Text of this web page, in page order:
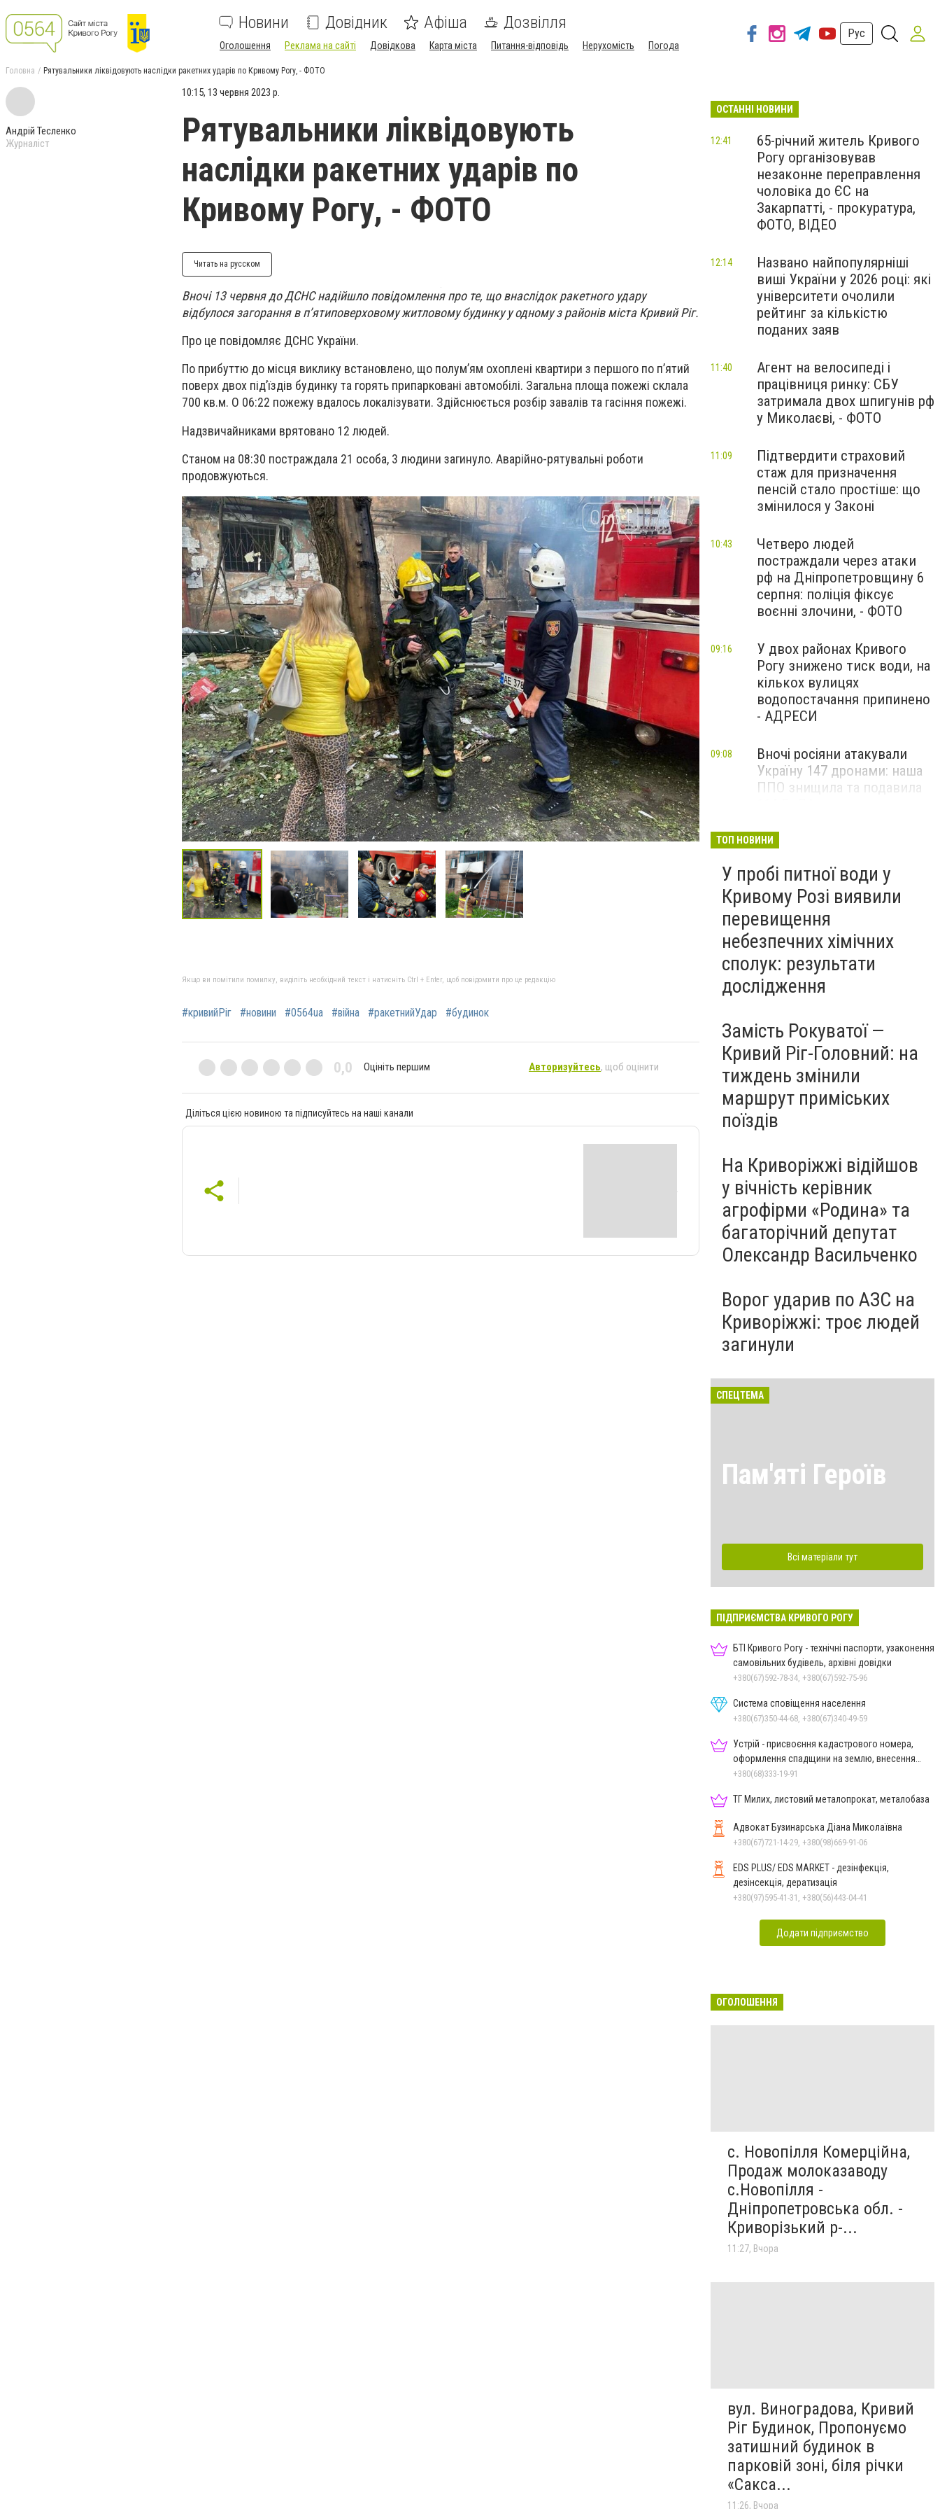
Новини Довідник Афіша Дозвілля
Оголошення Реклама на сайті Довідкова Карта міста Питання-відповідь Нерухомість Погода
Рус
Головна Рятувальники ліквідовують наслідки ракетних ударів по Кривому Рогу, - ФОТО
Андрій Тесленко
Журналіст
10:15, 13 червня 2023 р.
Рятувальники ліквідовують
наслідки ракетних ударів по
Кривому Рогу, - ФОТО
Читать на русском
Вночі 13 червня до ДСНС надійшло повідомлення про те, що внаслідок ракетного удару
відбулося загорання в п’ятиповерховому житловому будинку у одному з районів міста Кривий Ріг.
Про це повідомляє ДСНС України.
По прибуттю до місця виклику встановлено, що полум’ям охоплені квартири з першого по п’ятий
поверх двох під’їздів будинку та горять припарковані автомобілі. Загальна площа пожежі склала
700 кв.м. О 06:22 пожежу вдалось локалізувати. Здійснюється розбір завалів та гасіння пожежі.
Надзвичайниками врятовано 12 людей.
Станом на 08:30 постраждала 21 особа, 3 людини загинуло. Аварійно-рятувальні роботи
продовжуються.
Якщо ви помітили помилку, виділіть необхідний текст і натисніть Ctrl + Enter, щоб повідомити про це редакцію
#кривийРіг #новини #0564ua #війна #ракетнийУдар #будинок
0,0 Оцініть першим Авторизуйтесь, щоб оцінити
Діліться цією новиною та підписуйтесь на наші канали
ОСТАННІ НОВИНИ
65-річний житель Кривого
Рогу організовував
незаконне переправлення
чоловіка до ЄС на
Закарпатті, - прокуратура,
ФОТО, ВІДЕО
12:41
Названо найпопулярніші
виші України у 2026 році: які
університети очолили
рейтинг за кількістю
поданих заяв
12:14
Агент на велосипеді і
працівниця ринку: СБУ
затримала двох шпигунів рф
у Миколаєві, - ФОТО
11:40
Підтвердити страховий
стаж для призначення
пенсій стало простіше: що
змінилося у Законі
11:09
Четверо людей
постраждали через атаки
рф на Дніпропетровщину 6
серпня: поліція фіксує
воєнні злочини, - ФОТО
10:43
У двох районах Кривого
Рогу знижено тиск води, на
кількох вулицях
водопостачання припинено
- АДРЕСИ
09:16
Вночі росіяни атакували
Україну 147 дронами: наша
ППО знищила та подавила
09:08
Загальнонаціональна
вшановує пам’ять жертв
війни, - ВІДЕО
09:00
ТОП НОВИНИ
У пробі питної води у
Кривому Розі виявили
перевищення
небезпечних хімічних
сполук: результати
дослідження
Замість Рокуватої —
Кривий Ріг-Головний: на
тиждень змінили
маршрут приміських
поїздів
На Криворіжжі відійшов
у вічність керівник
агрофірми «Родина» та
багаторічний депутат
Олександр Васильченко
Ворог ударив по АЗС на
Криворіжжі: троє людей
загинули
СПЕЦТЕМА
Пам'яті Героїв
Всі матеріали тут
ПІДПРИЄМСТВА КРИВОГО РОГУ
БТІ Кривого Рогу - технічні паспорти, узаконення
самовільних будівель, архівні довідки
+380(67)592-78-34, +380(67)592-75-96
Система сповіщення населення
+380(67)350-44-68, +380(67)340-49-59
Устрій - присвоєння кадастрового номера,
оформлення спадщини на землю, внесення
змін до кадастру
+380(68)333-19-91
ТГ Милих, листовий металопрокат, металобаза
Адвокат Бузинарська Діана Миколаївна
+380(67)721-14-29, +380(98)669-91-06
EDS PLUS/ EDS MARKET - дезінфекція,
дезінсекція, дератизація
+380(97)595-41-31, +380(56)443-04-41
Додати підприємство
ОГОЛОШЕННЯ
с. Новопілля Комерційна,
Продаж молоказаводу
с.Новопілля -
Дніпропетровська обл. -
Криворізький р-...
11:27, Вчора
вул. Виноградова, Кривий
Ріг Будинок, Пропонуємо
затишний будинок в
парковій зоні, біля річки
«Сакса...
11:26, Вчора